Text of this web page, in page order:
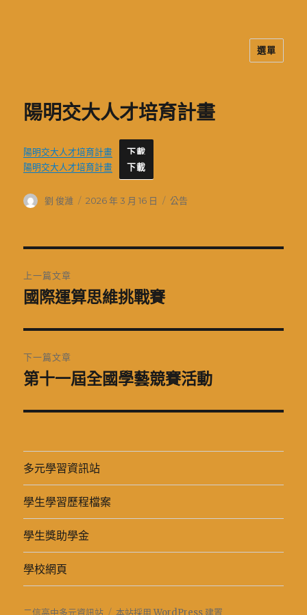
選單
陽明交大人才培育計畫
陽明交大人才培育計畫 下載
陽明交大人才培育計畫 下載
作
劉 俊濰
發
2026 年 3 月 16 日
分
公告
章
覽
上一篇文章
上
篇
文
章:
國際運算思維挑戰賽
下一篇文章
下
篇
章:
第十一屆全國學藝競賽活動
多元學習資訊站
學生學習歷程檔案
學生獎助學金
學校網頁
二信高中多元資訊站 本站採用 WordPress 建置